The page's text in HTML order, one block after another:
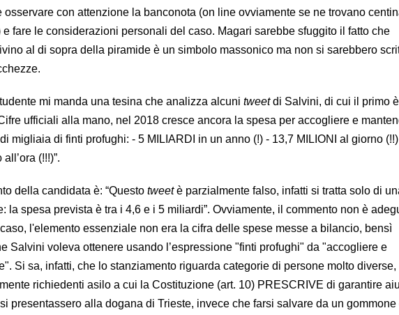
osservare con attenzione la banconota (on line ovviamente se ne trovano
e fare le considerazioni personali del caso. Magari sarebbe sfuggito il fatto che
al di sopra della piramide è un simbolo massonico ma non si sarebbero
mi manda una tesina che analizza alcuni tweetdi Salvini, di cui il primo è
ufficiali alla mano, nel 2018 cresce ancora la spesa per accogliere e
migliaia di finti profughi: - 5 MILIARDI in un anno (!) - 13,7 MILIONI al giorno
(!!!)”.
della candidata è: “Questo tweetè parzialmente falso, infatti si tratta solo di
la spesa prevista è tra i 4,6 e i 5 miliardi”. Ovviamente, il commento non è
l'elemento essenziale non era la cifra delle spese messe a bilancio, bensì
Salvini voleva ottenere usando l’espressione "finti profughi" da "accogliere e
Si sa, infatti, che lo stanziamento riguarda categorie di persone molto diverse,
richiedenti asilo a cui la Costituzione (art. 10) PRESCRIVE di garantire
presentassero alla dogana di Trieste, invece che farsi salvare da un gommone